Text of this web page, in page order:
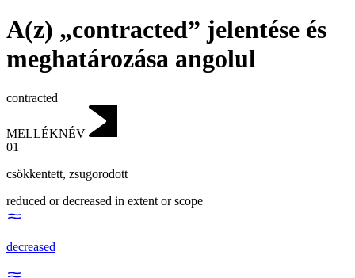
A(z) „contracted” jelentése és
meghatározása angolul
contracted
MELLÉKNÉV
01
csökkentett, zsugorodott
reduced or decreased in extent or scope
decreased